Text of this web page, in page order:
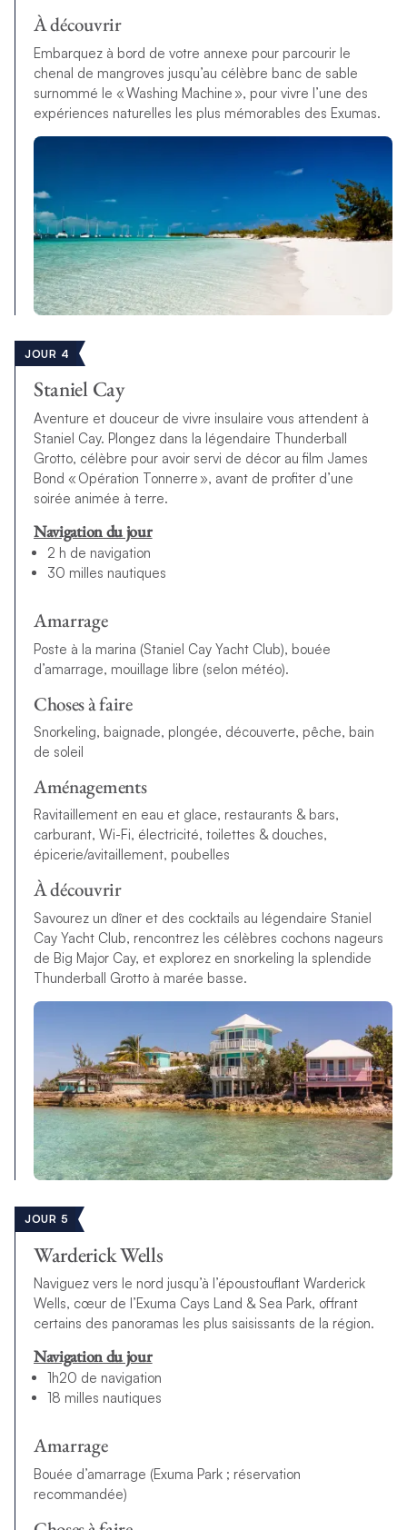
À découvrir
Embarquez à bord de votre annexe pour parcourir le
chenal de mangroves jusqu’au célèbre banc de sable
surnommé le « Washing Machine », pour vivre l’une des
expériences naturelles les plus mémorables des Exumas.
JOUR 4
Staniel Cay
Aventure et douceur de vivre insulaire vous attendent à
Staniel Cay. Plongez dans la légendaire Thunderball
Grotto, célèbre pour avoir servi de décor au film James
Bond « Opération Tonnerre », avant de profiter d’une
soirée animée à terre.
Navigation du jour
2 h de navigation
30 milles nautiques
Amarrage
Poste à la marina (Staniel Cay Yacht Club), bouée
d’amarrage, mouillage libre (selon météo).
Choses à faire
Snorkeling, baignade, plongée, découverte, pêche, bain
de soleil
Aménagements
Ravitaillement en eau et glace, restaurants & bars,
carburant, Wi-Fi, électricité, toilettes & douches,
épicerie/avitaillement, poubelles
À découvrir
Savourez un dîner et des cocktails au légendaire Staniel
Cay Yacht Club, rencontrez les célèbres cochons nageurs
de Big Major Cay, et explorez en snorkeling la splendide
Thunderball Grotto à marée basse.
JOUR 5
Warderick Wells
Naviguez vers le nord jusqu’à l’époustouflant Warderick
Wells, cœur de l’Exuma Cays Land & Sea Park, offrant
certains des panoramas les plus saisissants de la région.
Navigation du jour
1h20 de navigation
18 milles nautiques
Amarrage
Bouée d’amarrage (Exuma Park ; réservation
recommandée)